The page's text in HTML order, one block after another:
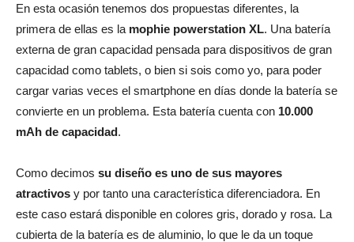
En esta ocasión tenemos dos propuestas diferentes, la
primera de ellas es la mophie powerstation XL. Una batería
externa de gran capacidad pensada para dispositivos de gran
capacidad como tablets, o bien si sois como yo, para poder
cargar varias veces el smartphone en días donde la batería se
convierte en un problema. Esta batería cuenta con 10.000
mAh de capacidad.
Como decimos su diseño es uno de sus mayores
atractivos y por tanto una característica diferenciadora. En
este caso estará disponible en colores gris, dorado y rosa. La
cubierta de la batería es de aluminio, lo que le da un toque